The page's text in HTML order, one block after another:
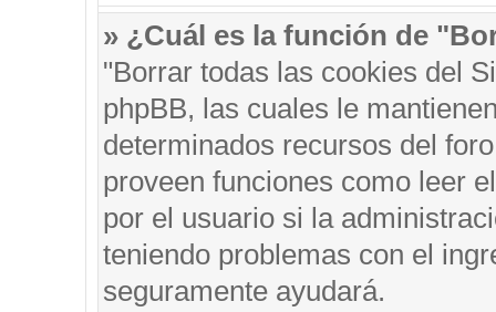
» ¿Cuál es la función de
"Borrar todas las cookies del
phpBB, las cuales le
determinados recursos del
proveen funciones como leer
por el usuario si la
teniendo problemas con el
seguramente ayudará.